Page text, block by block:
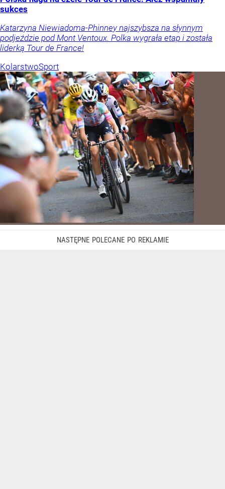
sukces
Katarzyna Niewiadoma-Phinney najszybsza na słynnym
podjeździe pod Mont Ventoux. Polka wygrała etap i została
liderką Tour de France!
KolarstwoSport